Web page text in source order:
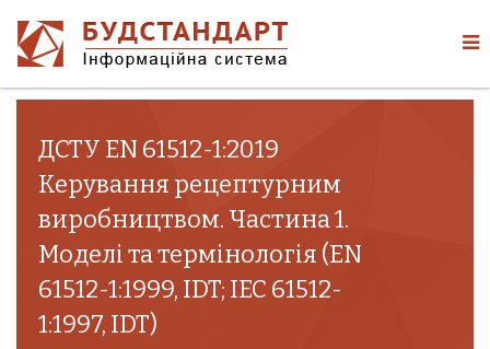
ДСТУ EN 61512-1:2019
Керування рецептурним
виробництвом. Частина 1.
Моделі та термінологія (EN
61512-1:1999, IDT; IEC 61512-
1:1997, IDT)